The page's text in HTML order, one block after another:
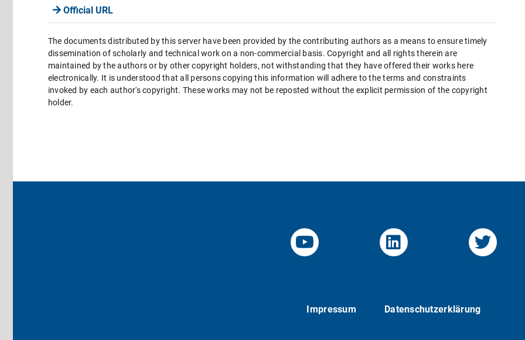
Official URL
The documents distributed by this server have been provided by the contributing authors as a means to ensure timely
dissemination of scholarly and technical work on a non-commercial basis. Copyright and all rights therein are
maintained by the authors or by other copyright holders, not withstanding that they have offered their works here
electronically. It is understood that all persons copying this information will adhere to the terms and constraints
invoked by each author's copyright. These works may not be reposted without the explicit permission of the copyright
holder.
YouTube-Channel von KOM
Linked.in von KOM
Impressum Datenschutzerklärung